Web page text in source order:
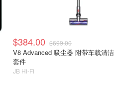
$384.00 $699.00
V8 Advanced 吸尘器 附带车载清洁
套件
JB Hi-Fi